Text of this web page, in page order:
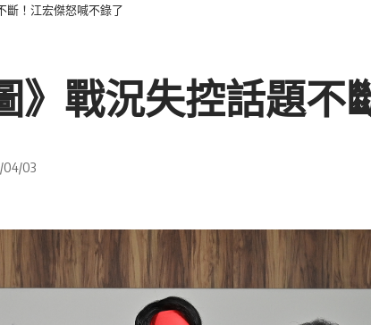
斷！江宏傑怒喊不錄了
》戰況失控話題
04/03